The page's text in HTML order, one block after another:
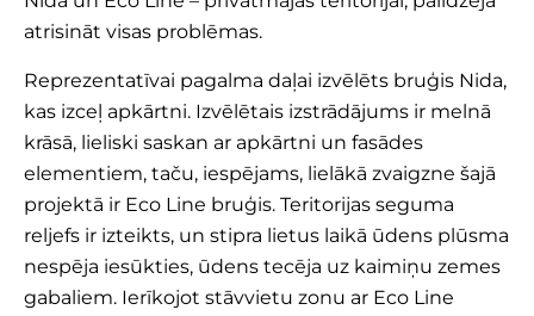
atrisināt visas problēmas.
Reprezentatīvai pagalma daļai izvēlēts bruģis Nida,
kas izceļ apkārtni. Izvēlētais izstrādājums ir melnā
krāsā, lieliski saskan ar apkārtni un fasādes
elementiem, taču, iespējams, lielākā zvaigzne šajā
projektā ir Eco Line bruģis. Teritorijas seguma
reljefs ir izteikts, un stipra lietus laikā ūdens plūsma
nespēja iesūkties, ūdens tecēja uz kaimiņu zemes
gabaliem. Ierīkojot stāvvietu zonu ar Eco Line